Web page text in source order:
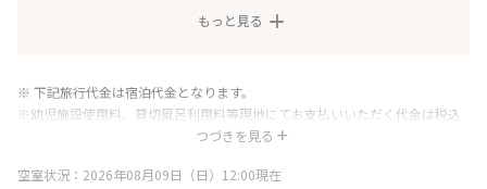
もっと見る
つづきを見る
※ 下記旅行代金は宿泊代金となります。
※幼児施設使用料、貸切風呂利用料等現地にてお支払いいただく代金は税込
み表記となりますが、消費税増税に伴い代金が一部変更となる場合がござい
※表示されている旅行代金・プラン内容は一定時間ごとに更新されます。最
空室状況：2026年08月09日（日）12:00現在